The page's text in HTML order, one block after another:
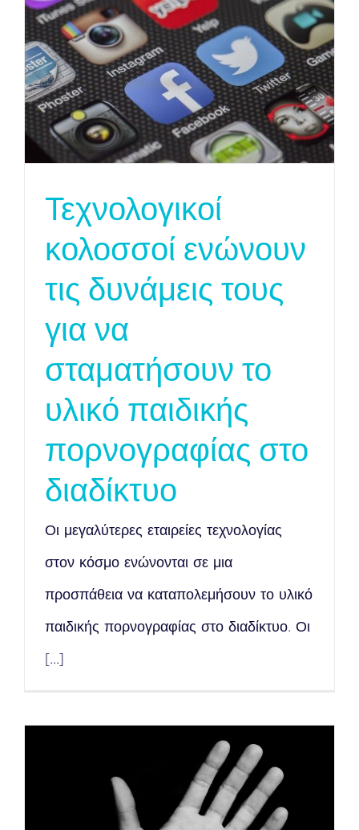
Τεχνολογικοί
κολοσσοί ενώνουν
τις δυνάμεις τους
για να
σταματήσουν το
υλικό παιδικής
πορνογραφίας στο
διαδίκτυο
Οι μεγαλύτερες εταιρείες τεχνολογίας
στον κόσμο ενώνονται σε μια
προσπάθεια να καταπολεμήσουν το υλικό
παιδικής πορνογραφίας στο διαδίκτυο. Οι
[...]